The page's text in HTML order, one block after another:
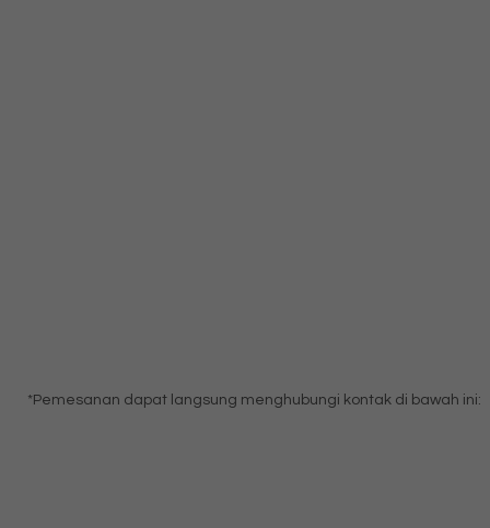
*Pemesanan dapat langsung menghubungi kontak di bawah ini: